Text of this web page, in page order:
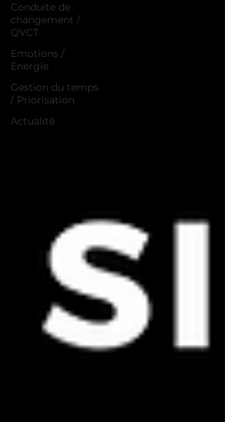
Conduite de
changement /
QVCT
Emotions /
Energie
Gestion du temps
/ Priorisation
Actualité